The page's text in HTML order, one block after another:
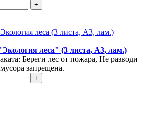
+
леса" (3 листа, A3, лам.)
Береги лес от пожара, Не разводи
запрещена.
+